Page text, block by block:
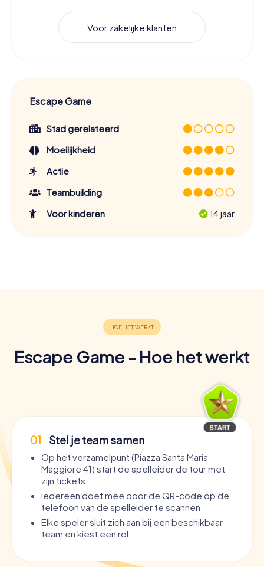
Voor zakelijke klanten
Escape Game
Stad gerelateerd
Moeilijkheid
Actie
Teambuilding
Voor kinderen
14 jaar
Escape Game - Hoe het werkt
01 Stel je team samen
Op het verzamelpunt (Piazza Santa Maria
Maggiore 41) start de spelleider de tour met
zijn tickets.
Iedereen doet mee door de QR-code op de
telefoon van de spelleider te scannen.
Elke speler sluit zich aan bij een beschikbaar
team en kiest een rol.